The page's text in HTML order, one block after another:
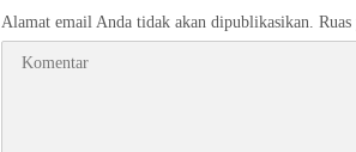
Alamat email Anda tidak akan dipublikasikan.